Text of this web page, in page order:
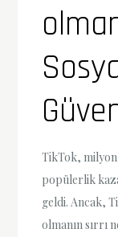
TikTok,
popülerlik
geldi. Ancak,
olmanın sırrı